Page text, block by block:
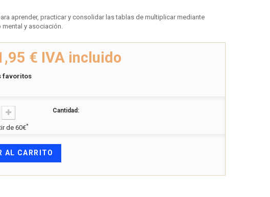
aprender, practicar y consolidar las tablas de multiplicar mediante
y asociación.
€ IVA incluido
favoritos
Cantidad:
de 60€*
AL CARRITO